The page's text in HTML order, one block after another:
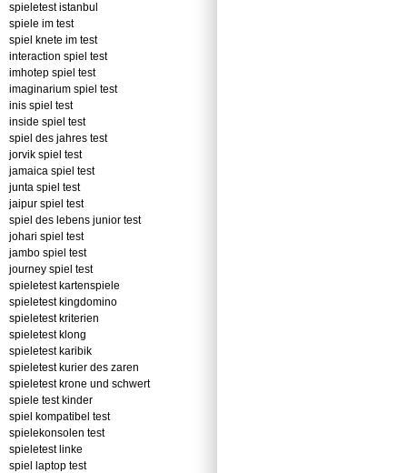
spieletest istanbul
spiele im test
spiel knete im test
interaction spiel test
imhotep spiel test
imaginarium spiel test
inis spiel test
inside spiel test
spiel des jahres test
jorvik spiel test
jamaica spiel test
junta spiel test
jaipur spiel test
spiel des lebens junior test
johari spiel test
jambo spiel test
journey spiel test
spieletest kartenspiele
spieletest kingdomino
spieletest kriterien
spieletest klong
spieletest karibik
spieletest kurier des zaren
spieletest krone und schwert
spiele test kinder
spiel kompatibel test
spielekonsolen test
spieletest linke
spiel laptop test